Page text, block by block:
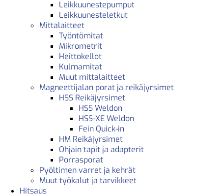
Leikkuunestepumput
Leikkuunesteletkut
Mittalaitteet
Työntömitat
Mikrometrit
Heittokellot
Kulmamitat
Muut mittalaitteet
Magneettijalan porat ja reikäjyrsimet
HSS Reikäjyrsimet
HSS Weldon
HSS-XE Weldon
Fein Quick-in
HM Reikäjyrsimet
Ohjain tapit ja adapterit
Porrasporat
Pyöltimen varret ja kehrät
Muut työkalut ja tarvikkeet
Hitsaus